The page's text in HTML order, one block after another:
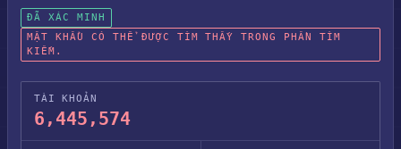
ĐÃ XÁC MINH
MẬT KHẨU CÓ THỂ ĐƯỢC TÌM THẤY TRONG PHẦN TÌM
KIẾM.
TÀI KHOẢN
6,445,574